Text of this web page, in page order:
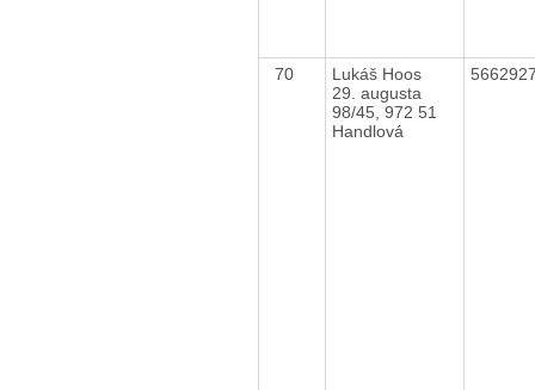
70
Lukáš Hoos
29. augusta
98/45, 972 51
Handlová